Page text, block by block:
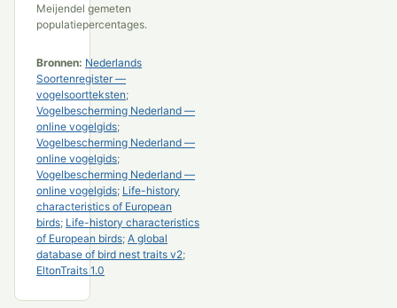
Meijendel gemeten
populatiepercentages.
Bronnen: Nederlands
Soortenregister —
vogelsoortteksten;
Vogelbescherming Nederland —
online vogelgids;
Vogelbescherming Nederland —
online vogelgids;
Vogelbescherming Nederland —
online vogelgids; Life-history
characteristics of European
birds; Life-history characteristics
of European birds; A global
database of bird nest traits v2;
EltonTraits 1.0